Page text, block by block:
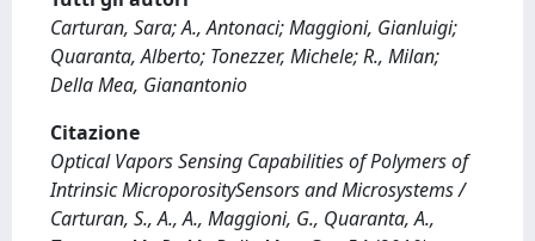
Carturan, Sara; A., Antonaci; Maggioni, Gianluigi;
Quaranta, Alberto; Tonezzer, Michele; R., Milan;
Della Mea, Gianantonio
Citazione
Optical Vapors Sensing Capabilities of Polymers of
Intrinsic MicroporositySensors and Microsystems /
Carturan, S., A., A., Maggioni, G., Quaranta, A.,